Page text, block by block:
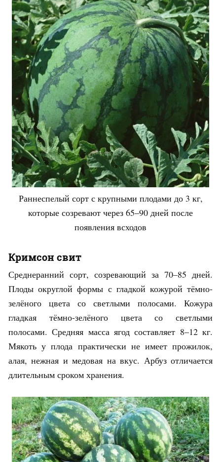
Раннеспелый сорт с крупными плодами до 3 кг,
которые созревают через 65–90 дней после
появления всходов
Кримсон свит
Среднеранний сорт, созревающий за 70–85 дней.
Плоды округлой формы с гладкой кожурой тёмно-
зелёного цвета со светлыми полосами. Кожура
гладкая тёмно-зелёного цвета со светлыми
полосами. Средняя масса ягод составляет 8–12 кг.
Мякоть у плода практически не имеет прожилок,
алая, нежная и медовая на вкус. Арбуз отличается
длительным сроком хранения.